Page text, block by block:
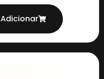
Adicionar